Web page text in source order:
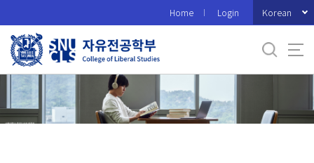
로
메
Home Login Korean